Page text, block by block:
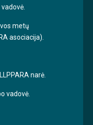
metų
asociacija).
narė.
vadovė.